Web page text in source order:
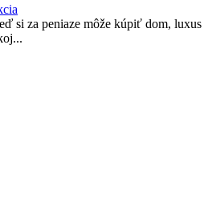
si za peniaze môže kúpiť dom, luxus